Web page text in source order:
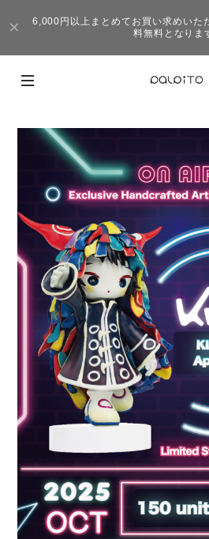
6,000円以上まとめてお買い求めいた
料無料となりま